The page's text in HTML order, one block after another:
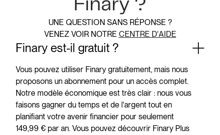
Finary ?
UNE QUESTION SANS RÉPONSE ?
VENEZ VOIR NOTRE CENTRE D'AIDE
Finary est-il gratuit ?
Vous pouvez utiliser Finary gratuitement, mais nous
proposons un abonnement pour un accès complet.
Notre modèle économique est très clair : nous vous
faisons gagner du temps et de l'argent tout en
planifiant votre avenir financier pour seulement
149,99 € par an. Vous pouvez découvrir Finary Plus